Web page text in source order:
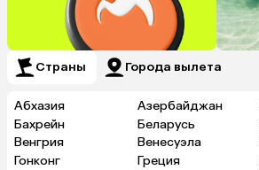
Страны Города вылета
Абхазия Азербайджан
Бахрейн
Беларусь
Венгрия
Венесуэла
Гонконг
Греция